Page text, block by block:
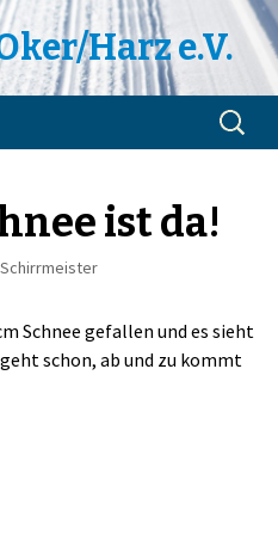
Harz e.V.
Suchen
nach:
ist da!
Schnee gefallen und es sieht
schon, ab und zu kommt